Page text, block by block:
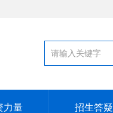
力量 招生答疑